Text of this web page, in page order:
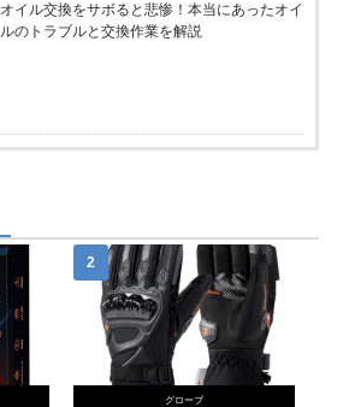
オイル交換をサボると悲惨！本当にあったオイ
ルのトラブルと交換作業を解説
グローブ